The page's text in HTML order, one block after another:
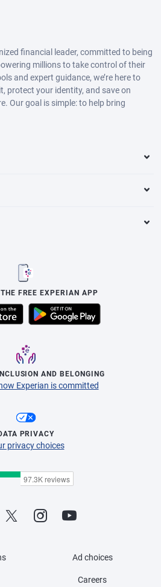
financial leader, committed to being
millions to take control of their
and expert guidance, we’re here to
protect your identity, and save on
Our goal is simple: to help bring
FREE EXPERIAN APP
AND BELONGING
Experian is committed
PRIVACY
privacy choices
Ad choices
Careers